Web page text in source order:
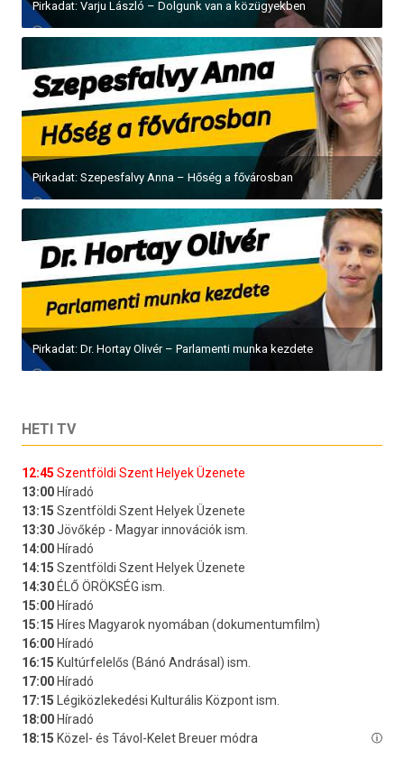
Pirkadat: Varju László – Dolgunk van a közügyekben
Pirkadat: Szepesfalvy Anna – Hőség a fővárosban
Pirkadat: Dr. Hortay Olivér – Parlamenti munka kezdete
HETI TV